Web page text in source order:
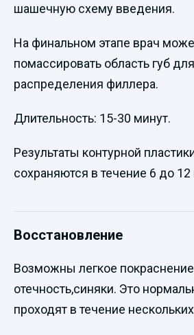
шашечную схему введения.
На финальном этапе врач
помассировать область губ
распределения филлера.
Длительность: 15-30 минут.
Результаты контурной
сохраняются в течение 6 до
Восстановление
Возможны легкое
отечность,синяки. Это
проходят в течение